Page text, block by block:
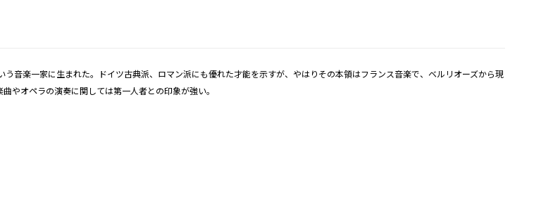
音楽一家に生まれた。ドイツ古典派、ロマン派にも優れた才能を示すが、やはりその本領はフランス音楽で、ベルリオーズから現
やオペラの演奏に関しては第一人者との印象が強い。